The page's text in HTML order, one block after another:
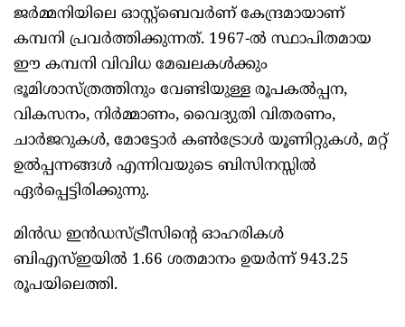
ജർമ്മനിയിലെ ഓസ്റ്റ്ബെവർണ് കേന്ദ്രമായാണ്
കമ്പനി പ്രവർത്തിക്കുന്നത്. 1967-ൽ സ്ഥാപിതമായ
ഈ കമ്പനി വിവിധ മേഖലകൾക്കും
ഭൂമിശാസ്ത്രത്തിനും വേണ്ടിയുള്ള രൂപകൽപ്പന,
വികസനം, നിർമ്മാണം, വൈദ്യുതി വിതരണം,
ചാർജറുകൾ, മോട്ടോർ കൺട്രോൾ യൂണിറ്റുകൾ, മറ്റ്
ഉൽപ്പന്നങ്ങൾ എന്നിവയുടെ ബിസിനസ്സിൽ
ഏർപ്പെട്ടിരിക്കുന്നു.
മിൻഡ ഇൻഡസ്ട്രീസിന്റെ ഓഹരികൾ
ബിഎസ്ഇയിൽ 1.66 ശതമാനം ഉയർന്ന് 943.25
രൂപയിലെത്തി.